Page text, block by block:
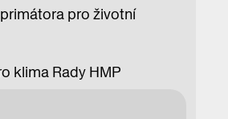
pro životní
klima Rady HMP